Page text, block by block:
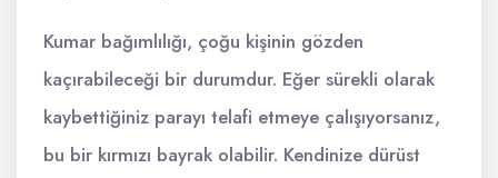
Kumar bağımlılığı, çoğu kişinin gözden
kaçırabileceği bir durumdur. Eğer sürekli olarak
kaybettiğiniz parayı telafi etmeye çalışıyorsanız,
bu bir kırmızı bayrak olabilir. Kendinize dürüst